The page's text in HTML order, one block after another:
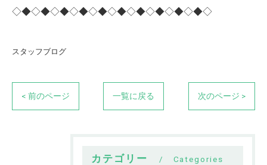
◇◆◇◆◇◆◇◆◇◆◇◆◇◆◇◆◇◆◇◆◇
スタッフブログ
< 前のページ 一覧に戻る 次のページ >
カテゴリー Categories